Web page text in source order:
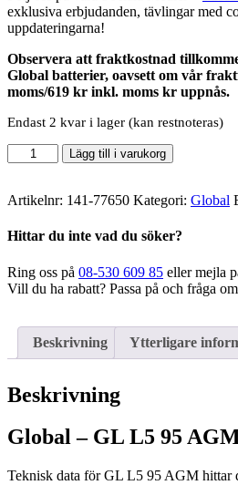
exklusiva erbjudanden, tävlingar med
uppdateringarna!
Observera att fraktkostnad
Global batterier, oavsett om vår
moms/619 kr inkl. moms kr uppnås.
Endast 2 kvar i lager (kan restnoteras)
Global
-
L5
AGM
Lägg till i varukorg
Artikelnr: 141-77650 Kategori: Global
Hittar du inte vad du söker?
Ring oss på 08-530 609 85 eller mejla
Vill du ha rabatt? Passa på och fråga
Beskrivning Ytterligare
Beskrivning
Global – GL L5 95
Teknisk data för GL L5 95 AGM hittar